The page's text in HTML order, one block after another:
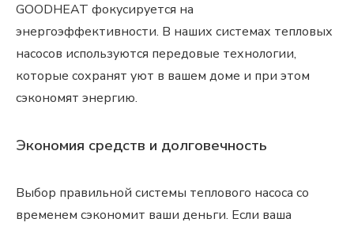
GOODHEAT фокусируется на
энергоэффективности. В наших системах тепловых
насосов используются передовые технологии,
которые сохранят уют в вашем доме и при этом
сэкономят энергию.
Экономия средств и долговечность
Выбор правильной системы теплового насоса со
временем сэкономит ваши деньги. Если ваша